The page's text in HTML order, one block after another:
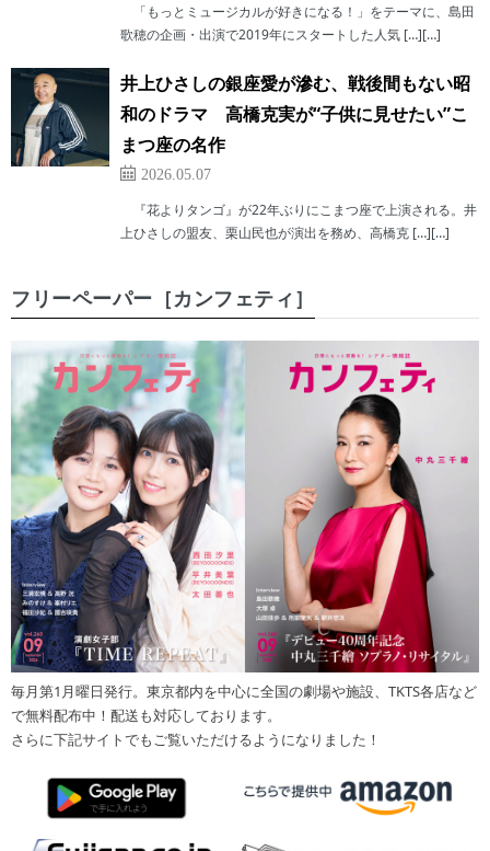
「もっとミュージカルが好きになる！」をテーマに、島田
歌穂の企画・出演で2019年にスタートした人気 […][…]
井上ひさしの銀座愛が滲む、戦後間もない昭
和のドラマ 高橋克実が“子供に見せたい”こ
まつ座の名作
2026.05.07
『花よりタンゴ』が22年ぶりにこまつ座で上演される。井
上ひさしの盟友、栗山民也が演出を務め、高橋克 […][…]
フリーペーパー［カンフェティ］
毎月第1月曜日発行。東京都内を中心に全国の劇場や施設、TKTS各店など
で無料配布中！配送も対応しております。
さらに下記サイトでもご覧いただけるようになりました！